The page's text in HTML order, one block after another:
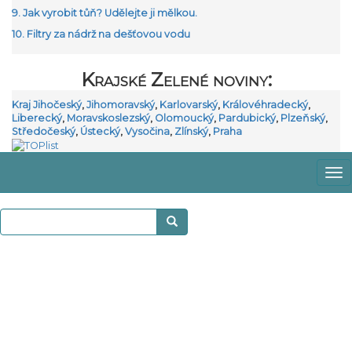
9. Jak vyrobit tůň? Udělejte ji mělkou.
10. Filtry za nádrž na dešťovou vodu
Krajské Zelené noviny:
Kraj Jihočeský, Jihomoravský, Karlovarský, Královéhradecký,
Liberecký, Moravskoslezský, Olomoucký, Pardubický, Plzeňský,
Středočeský, Ústecký, Vysočina, Zlínský, Praha